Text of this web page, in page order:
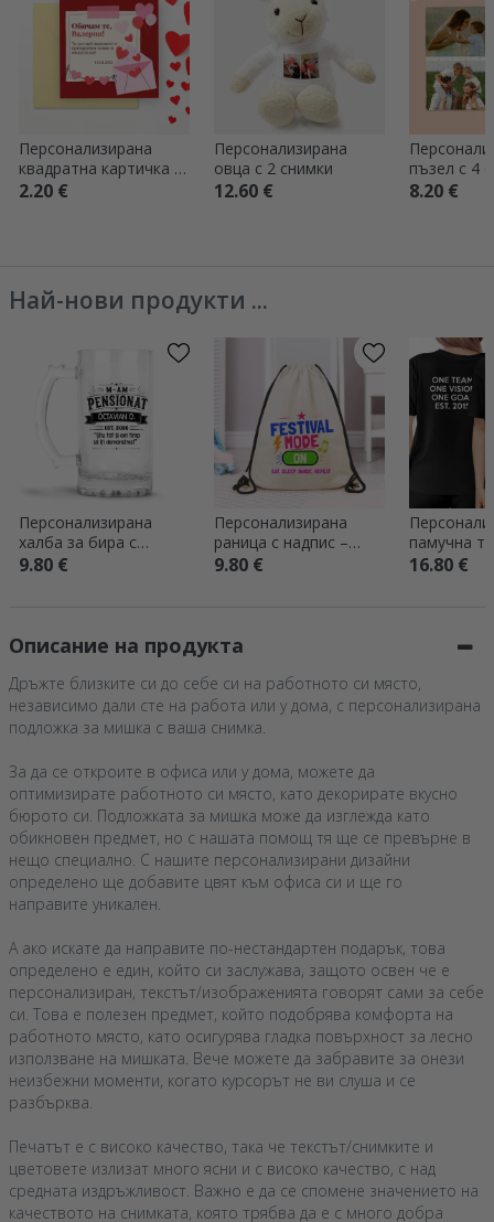
Персонализирана
квадратна картичка с
послание - Обичам те!
2.20 €
Персонализирана
овца с 2 снимки
12.60 €
пъзел с 4
20x15 см
8.20 €
Най-нови продукти ...
Персонализирана
халба за бира с
надпис – „Пенсионер“
9.80 €
Персонализирана
раница с надпис –
Festival mode on
9.80 €
памучна
лого
16.80 €
Описание на продукта
Дръжте близките си до себе си на работното си място,
независимо дали сте на работа или у дома, с персонализирана
подложка за мишка с ваша снимка.
За да се откроите в офиса или у дома, можете да
оптимизирате работното си място, като декорирате вкусно
бюрото си. Подложката за мишка може да изглежда като
обикновен предмет, но с нашата помощ тя ще се превърне в
нещо специално. С нашите персонализирани дизайни
определено ще добавите цвят към офиса си и ще го
направите уникален.
А ако искате да направите по-нестандартен подарък, това
определено е един, който си заслужава, защото освен че е
персонализиран, текстът/изображенията говорят сами за себе
си. Това е полезен предмет, който подобрява комфорта на
работното място, като осигурява гладка повърхност за лесно
използване на мишката. Вече можете да забравите за онези
неизбежни моменти, когато курсорът не ви слуша и се
разбърква.
Печатът е с високо качество, така че текстът/снимките и
цветовете излизат много ясни и с високо качество, с над
средната издръжливост. Важно е да се спомене значението на
качеството на снимката, която трябва да е с много добра